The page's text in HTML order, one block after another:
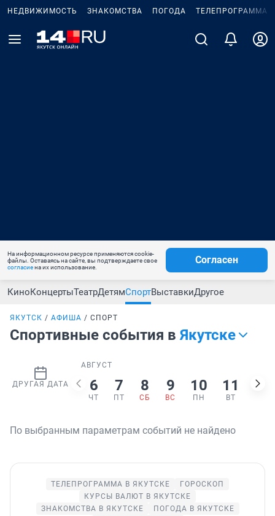
НЕДВИЖИМОСТЬ ЗНАКОМСТВА ПОГОДА ТЕЛЕПРОГРАММА
На информационном ресурсе применяются cookie-
файлы. Оставаясь на сайте, вы подтверждаете свое
согласиена их использование.
Согласен
КиноКонцертыТеатрДетямСпортВыставкиДругое
ЯКУТСК АФИША СПОРТ
Спортивные события в Якутске
ДРУГАЯ ДАТА
АВГУСТ
6
ЧТ
7
ПТ
8
СБ
9
ВС
10
ПН
11
ВТ
12
По выбранным параметрам событий не найдено
ТЕЛЕПРОГРАММА В ЯКУТСКЕ
ГОРОСКОП
КУРСЫ ВАЛЮТ В ЯКУТСКЕ
ЗНАКОМСТВА В ЯКУТСКЕ
ПОГОДА В ЯКУТСКЕ